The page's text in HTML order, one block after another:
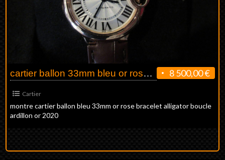
8 500,00 €
cartier ballon 33mm bleu or rose neuve
Cartier
montre cartier ballon bleu 33mm or rose bracelet alligator boucle
ardillon or 2020